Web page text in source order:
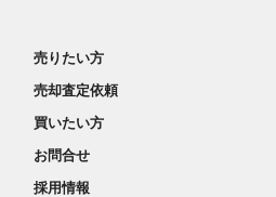
売りたい方
売却査定依頼
買いたい方
お問合せ
採用情報